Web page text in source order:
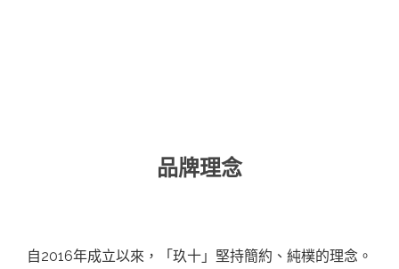
品牌理念
自2016年成立以來，「玖十」堅持簡約、純樸的理念。